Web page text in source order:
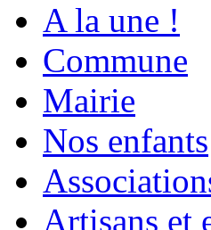
A la une !
Commune
Mairie
Nos enfants
Artisans et